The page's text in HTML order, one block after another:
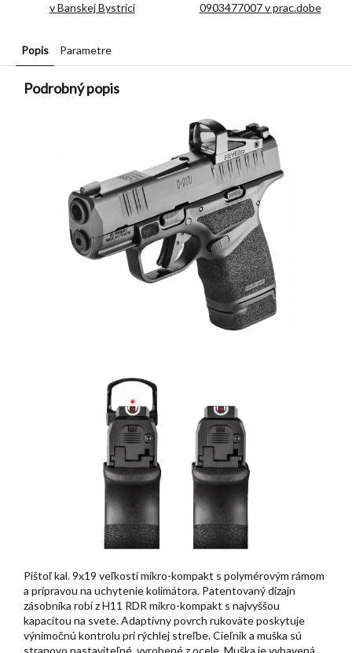
v Banskej Bystrici 0903477007 v prac.dobe
Popis Parametre
Podrobný popis
Pištoľ kal. 9x19 veľkosti mikro-kompakt s polymérovým rámom
a prípravou na uchytenie kolimátora. Patentovaný dizajn
zásobníka robí z H11 RDR mikro-kompakt s najvyššou
kapacitou na svete. Adaptívny povrch rukoväte poskytuje
výnimočnú kontrolu pri rýchlej streľbe. Cieľnik a muška sú